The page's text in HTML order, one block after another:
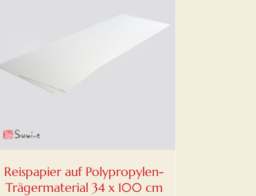
Reispapier auf Polypropylen-
Trägermaterial 34 x 100 cm